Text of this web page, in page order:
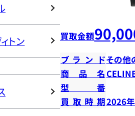
トン 買取金額
ブランドその他
商品名
型番
買取時期2026